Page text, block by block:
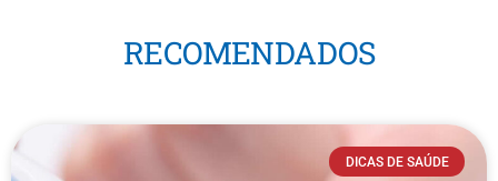
RECOMENDADOS
DICAS DE SAÚDE